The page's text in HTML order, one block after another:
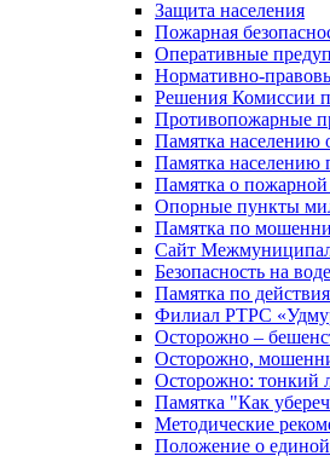
Защита населения
Пожарная
Оперативные
Нормативно-
Решения Комиссии
Противопожарные
Памятка населению
Памятка
Памятка о пожарной
Опорные пункты
Памятка по
Сайт
Безопасность на
Памятка по
Филиал РТРС
Осторожно –
Осторожно,
Осторожно: тонкий
Памятка "Как
Методические
Положение о единой